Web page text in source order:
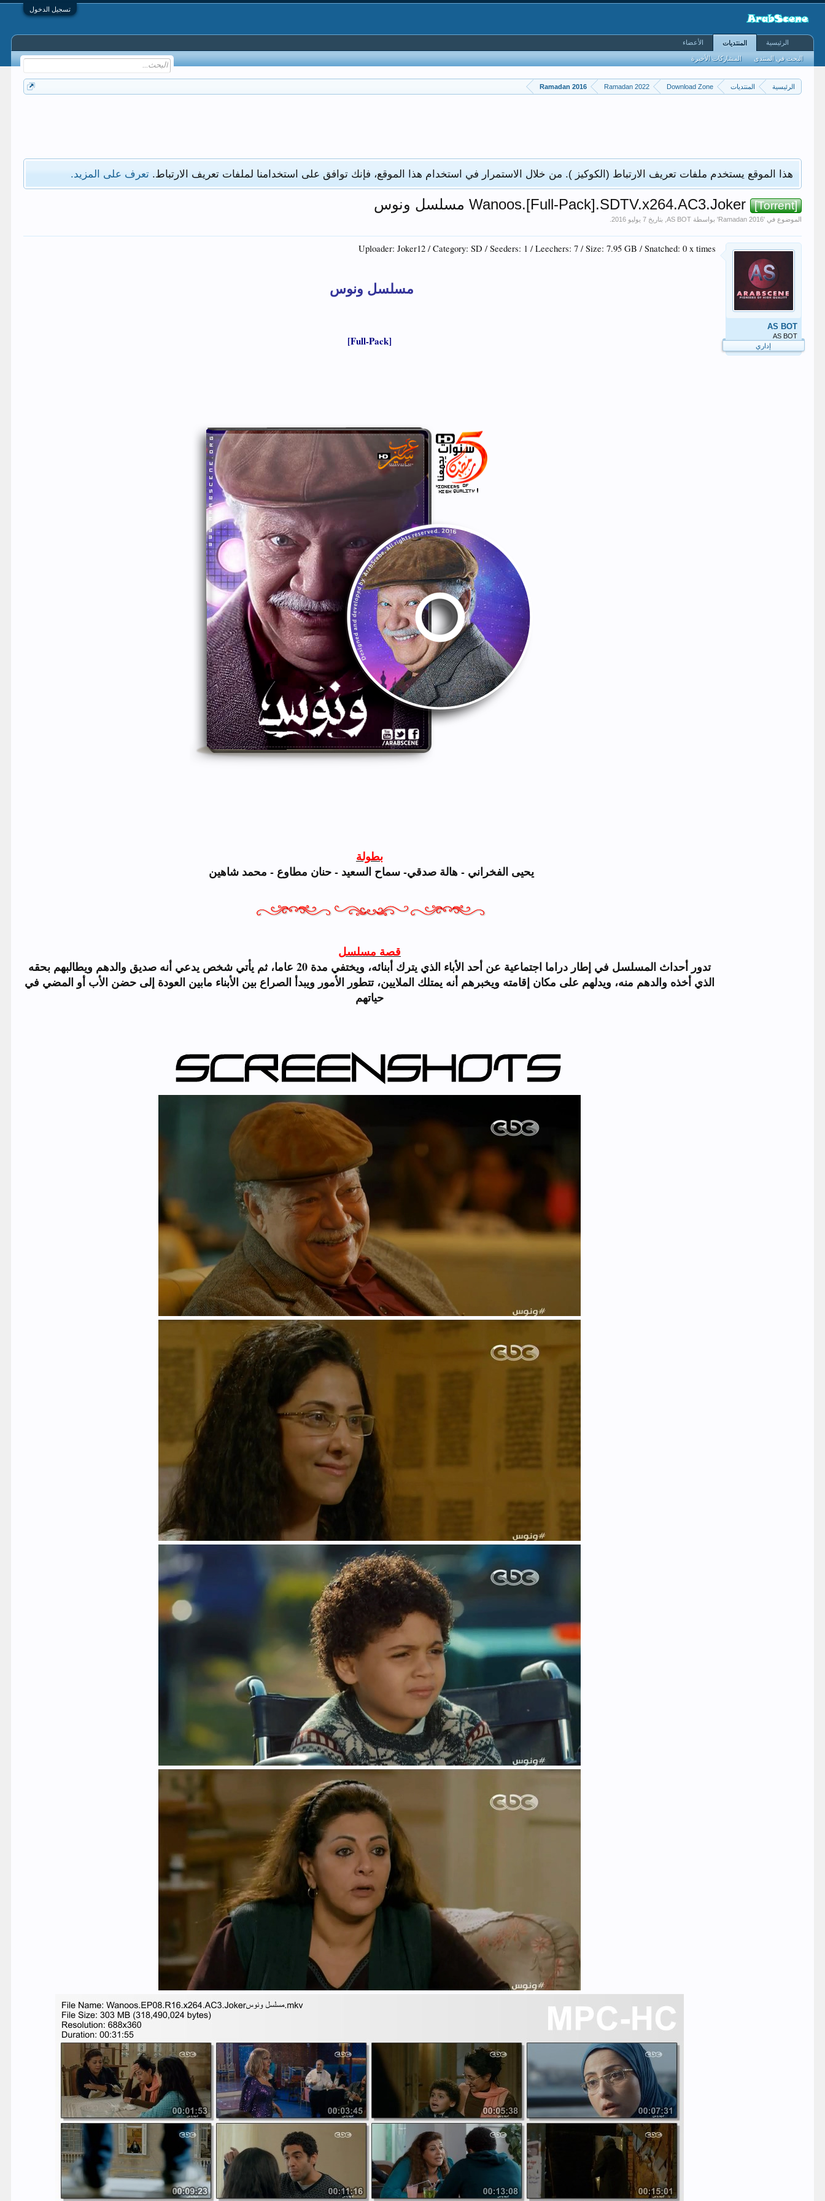
تسجيل الدخول
الرئيسية المنتديات Download Zone
Ramadan 2022
Ramadan 2016
هذا الموقع يستخدم ملفات تعريف الارتباط (الكوكيز ). من خلال الاستمرار في استخدام هذا الموقع، فإنك توافق على استخدامنا لملفات تعريف الارتباط.تعرف على المزيد.
[Torrent] Wanoos.[Full-Pack].SDTV.x264.AC3.Joker مسلسل ونوس
الموضوع في 'Ramadan 2016' بواسطةAS BOT , بتاريخ
‏7 يوليو 2016
AS BOT
AS BOT
إداري
Uploader: Joker12 / Category: SD / Seeders: 1 / Leechers: 7 / Size: 7.95 GB / Snatched: 0 x times
مسلسل ونوس
[Full-Pack]
بطولة
يحيى الفخراني - هالة صدقي- سماح السعيد - حنان مطاوع - محمد شاهين
قصة مسلسل
تدور أحداث المسلسل في إطار دراما اجتماعية عن أحد الأباء الذي يترك أبنائه، ويختفي مدة 20 عاما، ثم يأتي شخص يدعي أنه صديق والدهم ويطالبهم بحقه
الذي أخذه والدهم منه، ويدلهم على مكان إقامته ويخبرهم أنه يمتلك الملايين، تتطور الأمور ويبدأ الصراع بين الأبناء مابين العودة إلى حضن الأب أو المضي في
حياتهم
الرئيسية المنتديات
البحث في المنتدى المشاركات الأخيرة
الأعضاء